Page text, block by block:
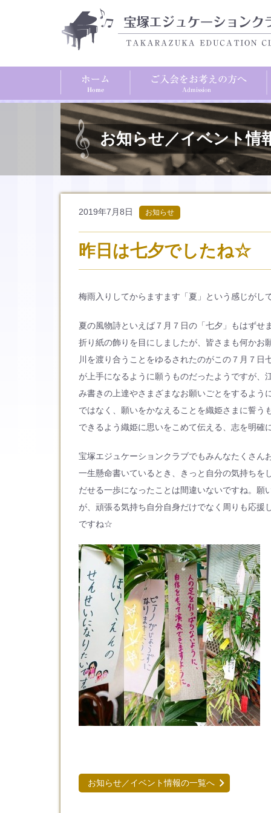
お知らせ／イベント情
2019年7月8日 お知らせ
昨日は七夕でしたね☆
梅雨入りしてからますます「夏」という感じがし
夏の風物詩といえば７月７日の「七夕」もはず
折り紙の飾りを目にしましたが、皆さまも何かお
川を渡り合うことをゆるされたのがこの７月７
が上手になるように願うものだったようですが
み書きの上達やさまざまなお願いごとをするよ
ではなく、願いをかなえることを織姫さまに誓
できるよう織姫に思いをこめて伝える、志を明
宝塚エジュケーションクラブでもみんなたくさん
一生懸命書いているとき、きっと自分の気持ちを
だせる一歩になったことは間違いないですね。
が、頑張る気持ち自分自身だけでなく周りも応
ですね☆
お知らせ／イベント情報の一覧へ